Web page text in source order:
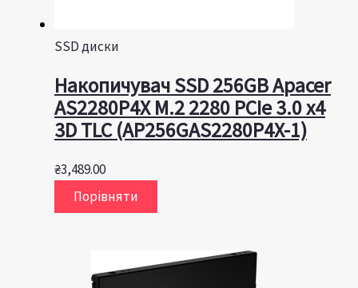
SSD диски
Накопичувач SSD 256GB Apacer
AS2280P4X M.2 2280 PCIe 3.0 x4
3D TLC (AP256GAS2280P4X-1)
₴3,489.00
Порівняти